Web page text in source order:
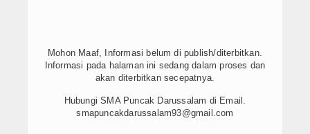
Media Cyto Farma
Kewirausahaan
Mohon Maaf, Informasi belum di publish/diterbitkan.
Informasi pada halaman ini sedang dalam proses dan
akan diterbitkan secepatnya.
Hubungi SMA Puncak Darussalam di Email.
smapuncakdarussalam93@gmail.com